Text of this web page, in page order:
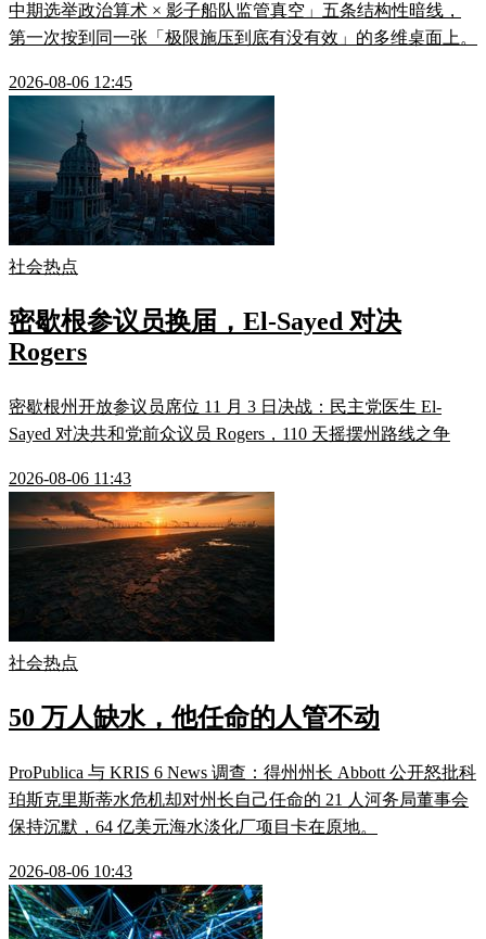
中期选举政治算术 × 影子船队监管真空」五条结构性暗线，
第一次按到同一张「极限施压到底有没有效」的多维桌面上。
2026-08-06 12:45
社会热点
密歇根参议员换届，El-Sayed 对决
Rogers
密歇根州开放参议员席位 11 月 3 日决战：民主党医生 El-
Sayed 对决共和党前众议员 Rogers，110 天摇摆州路线之争
2026-08-06 11:43
社会热点
50 万人缺水，他任命的人管不动
ProPublica 与 KRIS 6 News 调查：得州州长 Abbott 公开怒批科
珀斯克里斯蒂水危机却对州长自己任命的 21 人河务局董事会
保持沉默，64 亿美元海水淡化厂项目卡在原地。
2026-08-06 10:43